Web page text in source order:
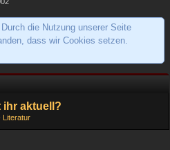
die Nutzung unserer Seite
dass wir Cookies setzen.
ihr aktuell?
Literatur